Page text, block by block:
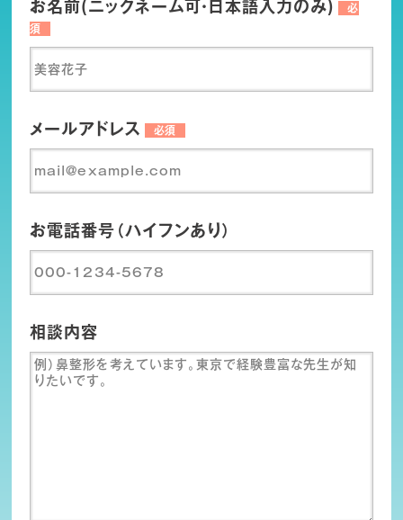
お名前(ニックネーム可・日本語入力のみ)
必
須
メールアドレス 必須
お電話番号（ハイフンあり）
相談内容